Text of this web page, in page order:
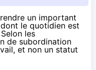
un important
le quotidien est
les
de subordination
et non un statut